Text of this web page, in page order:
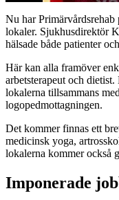
Nu har
lokaler. Sjukhusdirektör
hälsade både patienter
Här kan alla framöver
arbetsterapeut och
lokalerna tillsammans
logopedmottagningen.
Det kommer finnas ett
medicinsk yoga,
lokalerna kommer också
Imponerade